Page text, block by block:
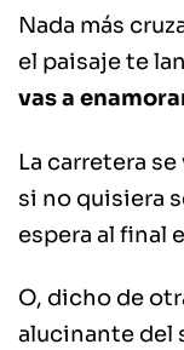
Nada más
el paisaje te
vas a
La carretera
si no quisiera
espera al final
O, dicho de
alucinante del